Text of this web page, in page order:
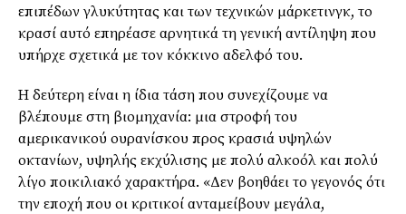
επιπέδων γλυκύτητας και των τεχνικών μάρκετινγκ, το
κρασί αυτό επηρέασε αρνητικά τη γενική αντίληψη που
υπήρχε σχετικά με τον κόκκινο αδελφό του.
Η δεύτερη είναι η ίδια τάση που συνεχίζουμε να
βλέπουμε στη βιομηχανία: μια στροφή του
αμερικανικού ουρανίσκου προς κρασιά υψηλών
οκτανίων, υψηλής εκχύλισης με πολύ αλκοόλ και πολύ
λίγο ποικιλιακό χαρακτήρα. «Δεν βοηθάει το γεγονός ότι
την εποχή που οι κριτικοί ανταμείβουν μεγάλα,